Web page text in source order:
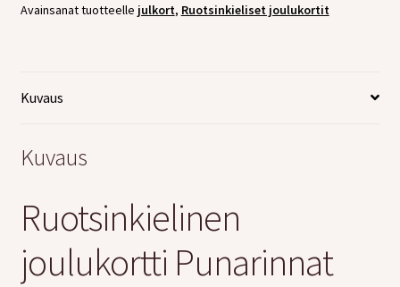
Avainsanat tuotteelle julkort, Ruotsinkieliset joulukortit
Kuvaus
Kuvaus
Ruotsinkielinen
joulukortti Punarinnat